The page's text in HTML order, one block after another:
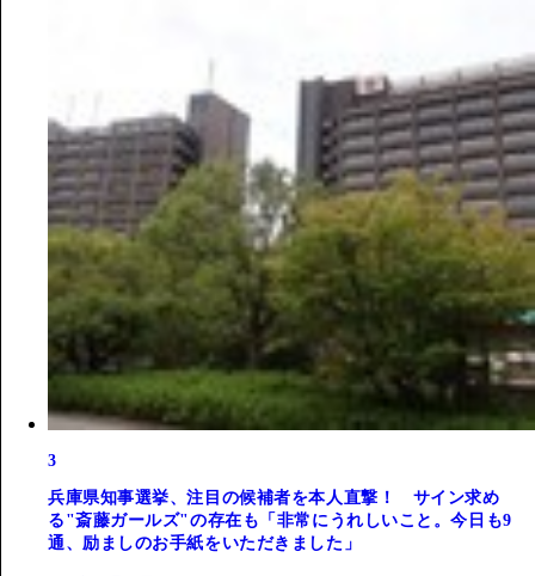
3
兵庫県知事選挙、注目の候補者を本人直撃！ サイン求め
る"斎藤ガールズ"の存在も「非常にうれしいこと。今日も9
通、励ましのお手紙をいただきました」